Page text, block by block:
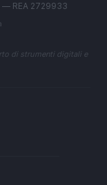
— REA 2729933
di strumenti digitali e